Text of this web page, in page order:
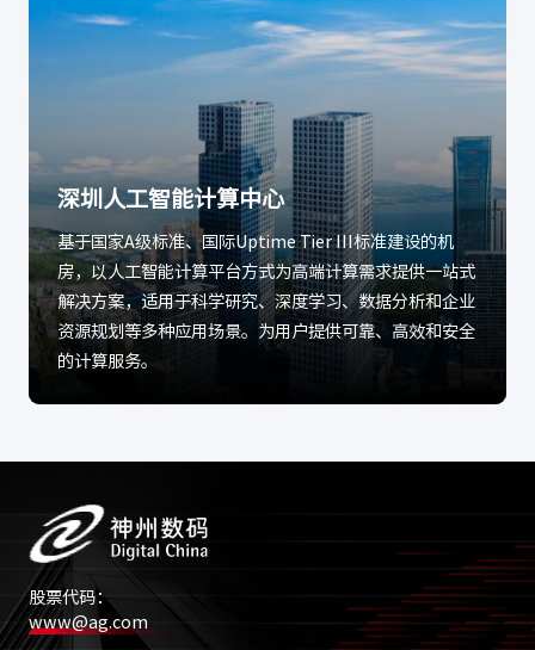
深圳人工智能计算中心
基于国家A级标准、国际Uptime Tier III标准建设的机
房，以人工智能计算平台方式为高端计算需求提供一站式
解决方案，适用于科学研究、深度学习、数据分析和企业
资源规划等多种应用场景。为用户提供可靠、高效和安全
的计算服务。
股票代码：
www@ag.com